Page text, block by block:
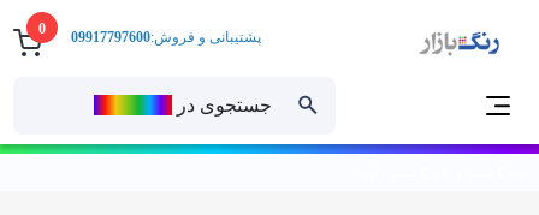
0
جستجوی در
پشتیبانی و فروش:09917797600